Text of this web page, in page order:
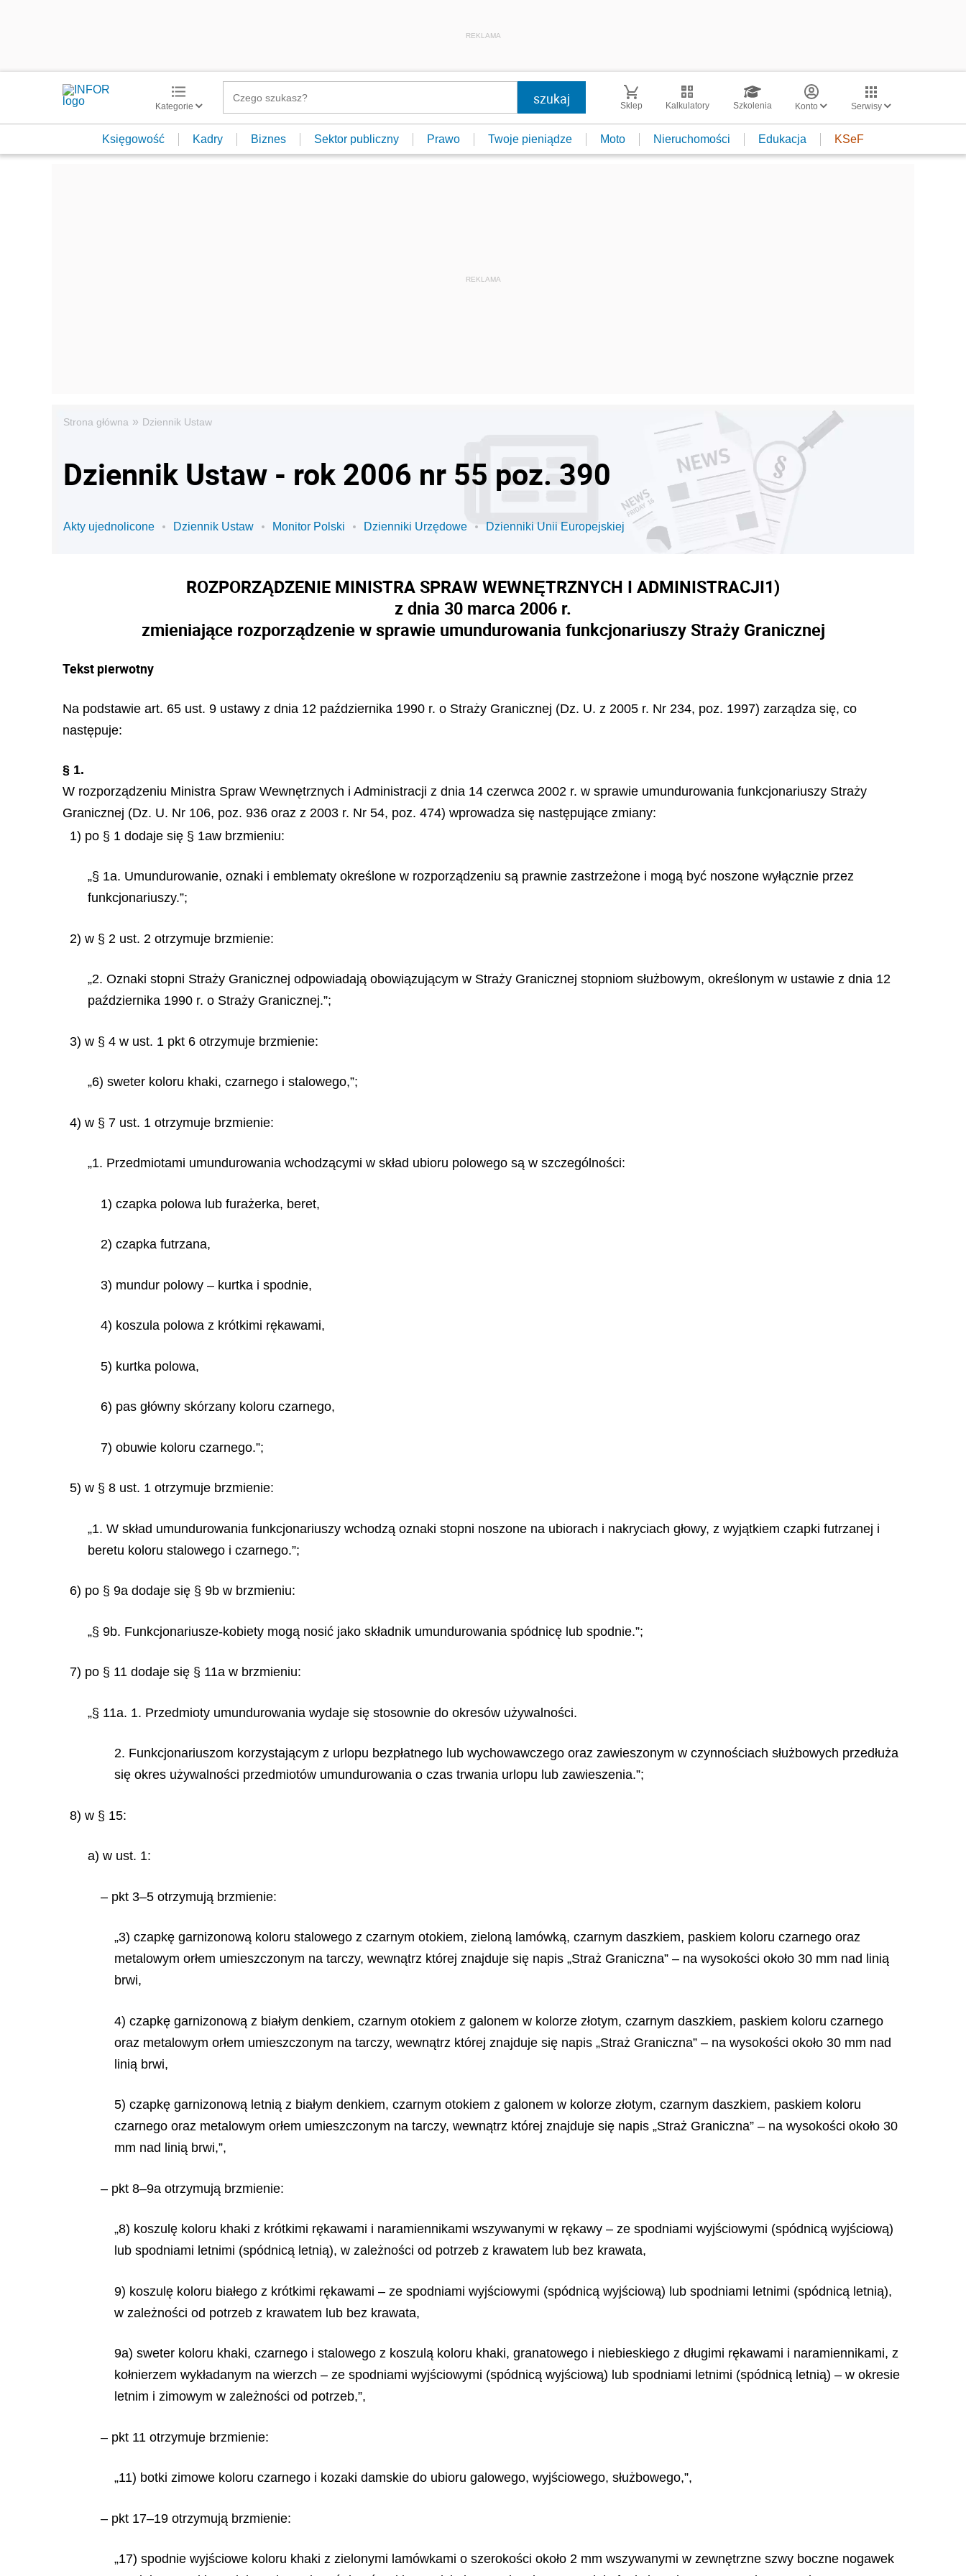
REKLAMA
Kategorie Sklep Kalkulatory Szkolenia Konto Serwisy
Księgowość Kadry Biznes Sektor publiczny Prawo Twoje pieniądze Moto Nieruchomości Edukacja KSeF
Strona główna » Dziennik Ustaw
Dziennik Ustaw - rok 2006 nr 55 poz. 390
Akty ujednolicone Dziennik Ustaw Monitor Polski Dzienniki Urzędowe Dzienniki Unii Europejskiej
ROZPORZĄDZENIE MINISTRA SPRAW WEWNĘTRZNYCH I ADMINISTRACJI1)
z dnia 30 marca 2006 r.
zmieniające rozporządzenie w sprawie umundurowania funkcjonariuszy Straży Granicznej
Tekst pierwotny
Na podstawie art. 65 ust. 9 ustawy z dnia 12 października 1990 r. o Straży Granicznej (Dz. U. z 2005 r. Nr 234, poz. 1997) zarządza się, co
następuje:
§ 1.
W rozporządzeniu Ministra Spraw Wewnętrznych i Administracji z dnia 14 czerwca 2002 r. w sprawie umundurowania funkcjonariuszy Straży
Granicznej (Dz. U. Nr 106, poz. 936 oraz z 2003 r. Nr 54, poz. 474) wprowadza się następujące zmiany:
1) po § 1 dodaje się § 1aw brzmieniu:
„§ 1a. Umundurowanie, oznaki i emblematy określone w rozporządzeniu są prawnie zastrzeżone i mogą być noszone wyłącznie przez
funkcjonariuszy.”;
2) w § 2 ust. 2 otrzymuje brzmienie:
„2. Oznaki stopni Straży Granicznej odpowiadają obowiązującym w Straży Granicznej stopniom służbowym, określonym w ustawie z dnia 12
października 1990 r. o Straży Granicznej.”;
3) w § 4 w ust. 1 pkt 6 otrzymuje brzmienie:
„6) sweter koloru khaki, czarnego i stalowego,”;
4) w § 7 ust. 1 otrzymuje brzmienie:
„1. Przedmiotami umundurowania wchodzącymi w skład ubioru polowego są w szczególności:
1) czapka polowa lub furażerka, beret,
2) czapka futrzana,
3) mundur polowy – kurtka i spodnie,
4) koszula polowa z krótkimi rękawami,
5) kurtka polowa,
6) pas główny skórzany koloru czarnego,
7) obuwie koloru czarnego.”;
5) w § 8 ust. 1 otrzymuje brzmienie:
„1. W skład umundurowania funkcjonariuszy wchodzą oznaki stopni noszone na ubiorach i nakryciach głowy, z wyjątkiem czapki futrzanej i
beretu koloru stalowego i czarnego.”;
6) po § 9a dodaje się § 9b w brzmieniu:
„§ 9b. Funkcjonariusze-kobiety mogą nosić jako składnik umundurowania spódnicę lub spodnie.”;
7) po § 11 dodaje się § 11a w brzmieniu:
„§ 11a. 1. Przedmioty umundurowania wydaje się stosownie do okresów używalności.
2. Funkcjonariuszom korzystającym z urlopu bezpłatnego lub wychowawczego oraz zawieszonym w czynnościach służbowych przedłuża
się okres używalności przedmiotów umundurowania o czas trwania urlopu lub zawieszenia.”;
8) w § 15:
a) w ust. 1:
– pkt 3–5 otrzymują brzmienie:
„3) czapkę garnizonową koloru stalowego z czarnym otokiem, zieloną lamówką, czarnym daszkiem, paskiem koloru czarnego oraz
metalowym orłem umieszczonym na tarczy, wewnątrz której znajduje się napis „Straż Graniczna” – na wysokości około 30 mm nad linią
brwi,
4) czapkę garnizonową z białym denkiem, czarnym otokiem z galonem w kolorze złotym, czarnym daszkiem, paskiem koloru czarnego
oraz metalowym orłem umieszczonym na tarczy, wewnątrz której znajduje się napis „Straż Graniczna” – na wysokości około 30 mm nad
linią brwi,
5) czapkę garnizonową letnią z białym denkiem, czarnym otokiem z galonem w kolorze złotym, czarnym daszkiem, paskiem koloru
czarnego oraz metalowym orłem umieszczonym na tarczy, wewnątrz której znajduje się napis „Straż Graniczna” – na wysokości około 30
mm nad linią brwi,”,
– pkt 8–9a otrzymują brzmienie:
„8) koszulę koloru khaki z krótkimi rękawami i naramiennikami wszywanymi w rękawy – ze spodniami wyjściowymi (spódnicą wyjściową)
lub spodniami letnimi (spódnicą letnią), w zależności od potrzeb z krawatem lub bez krawata,
9) koszulę koloru białego z krótkimi rękawami – ze spodniami wyjściowymi (spódnicą wyjściową) lub spodniami letnimi (spódnicą letnią),
w zależności od potrzeb z krawatem lub bez krawata,
9a) sweter koloru khaki, czarnego i stalowego z koszulą koloru khaki, granatowego i niebieskiego z długimi rękawami i naramiennikami, z
kołnierzem wykładanym na wierzch – ze spodniami wyjściowymi (spódnicą wyjściową) lub spodniami letnimi (spódnicą letnią) – w okresie
letnim i zimowym w zależności od potrzeb,”,
– pkt 11 otrzymuje brzmienie:
„11) botki zimowe koloru czarnego i kozaki damskie do ubioru galowego, wyjściowego, służbowego,”,
– pkt 17–19 otrzymują brzmienie:
„17) spodnie wyjściowe koloru khaki z zielonymi lamówkami o szerokości około 2 mm wszywanymi w zewnętrzne szwy boczne nogawek